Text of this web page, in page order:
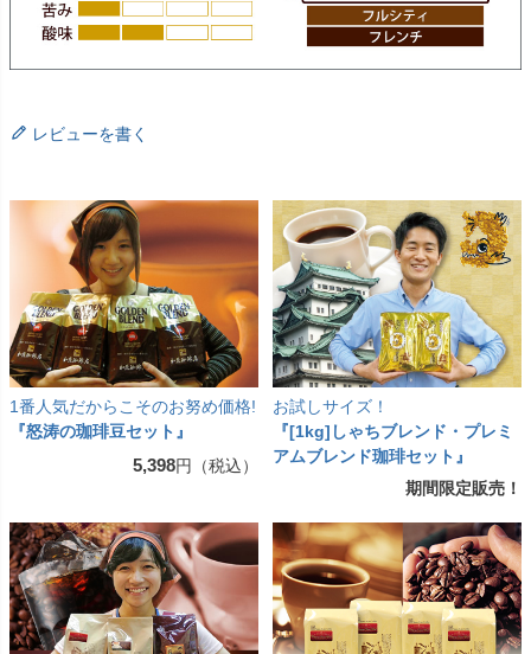
レビューを書く
1番人気だからこそのお努め価格!
『怒涛の珈琲豆セット』
5,398円（税込）
お試しサイズ！
『[1kg]しゃちブレンド・プレミ
アムブレンド珈琲セット』
期間限定販売！